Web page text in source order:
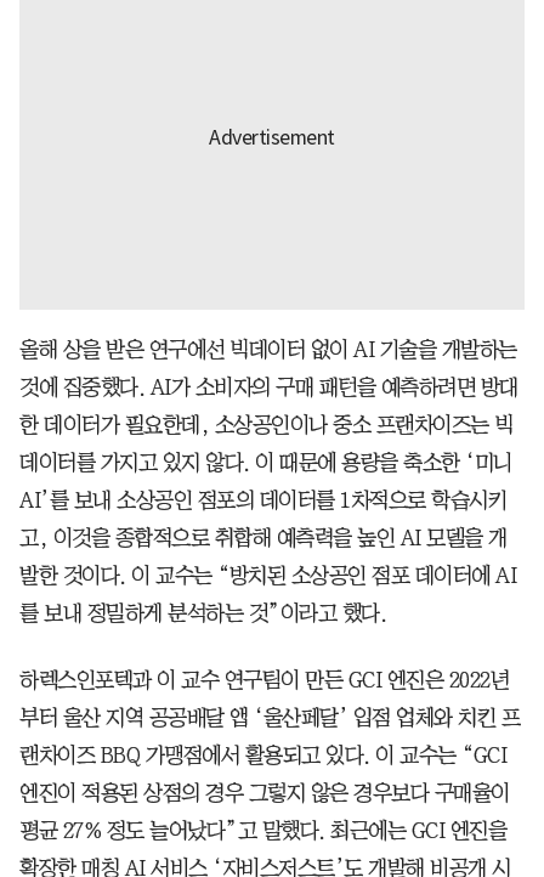
올해 상을 받은 연구에선 빅데이터 없이 AI 기술을 개발하는
것에 집중했다. AI가 소비자의 구매 패턴을 예측하려면 방대
한 데이터가 필요한데, 소상공인이나 중소 프랜차이즈는 빅
데이터를 가지고 있지 않다. 이 때문에 용량을 축소한 ‘미니
AI’를 보내 소상공인 점포의 데이터를 1차적으로 학습시키
고, 이것을 종합적으로 취합해 예측력을 높인 AI 모델을 개
발한 것이다. 이 교수는 “방치된 소상공인 점포 데이터에 AI
를 보내 정밀하게 분석하는 것”이라고 했다.
하렉스인포텍과 이 교수 연구팀이 만든 GCI 엔진은 2022년
부터 울산 지역 공공배달 앱 ‘울산페달’ 입점 업체와 치킨 프
랜차이즈 BBQ 가맹점에서 활용되고 있다. 이 교수는 “GCI
엔진이 적용된 상점의 경우 그렇지 않은 경우보다 구매율이
평균 27% 정도 늘어났다”고 말했다. 최근에는 GCI 엔진을
확장한 매칭 AI 서비스 ‘자비스저스트’도 개발해 비공개 시